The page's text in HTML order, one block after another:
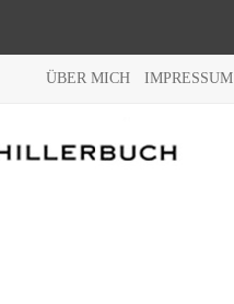
ÜBER MICH IMPRESSUM